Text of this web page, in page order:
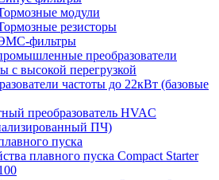
модули
резисторы
фильтры
преобразователи
с высокой перегрузкой
частоты до 22кВт (базовые
преобразователь HVAC
ПЧ)
пуска
плавного пуска Compact Starter